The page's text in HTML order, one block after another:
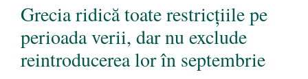
Grecia ridică toate restricțiile pe
perioada verii, dar nu exclude
reintroducerea lor în septembrie